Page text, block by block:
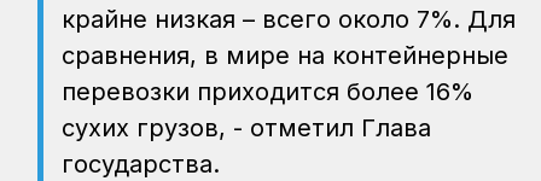
крайне низкая – всего около 7%. Для
сравнения, в мире на контейнерные
перевозки приходится более 16%
сухих грузов, - отметил Глава
государства.